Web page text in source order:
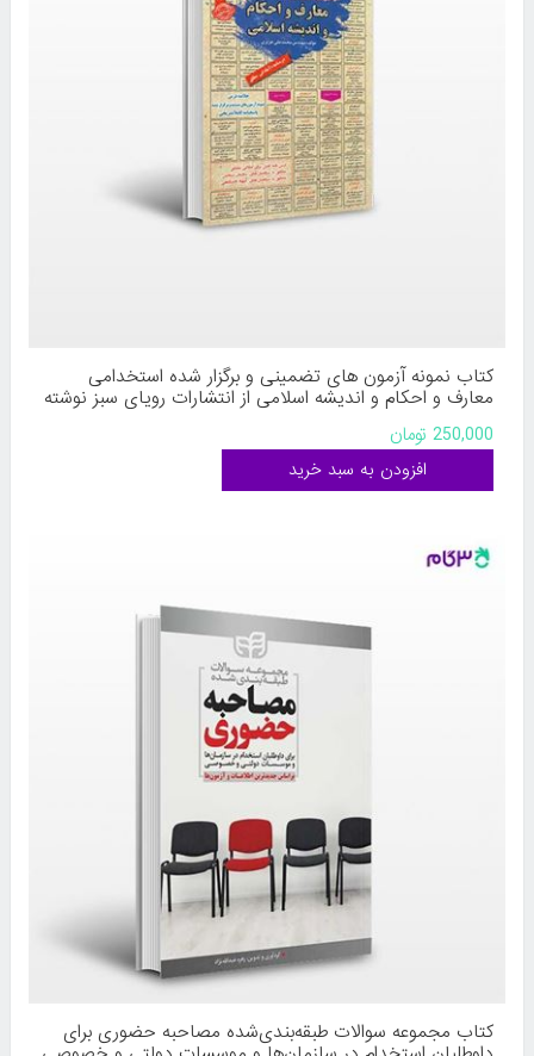
کتاب نمونه آزمون های تضمینی و برگزار شده استخدامی
معارف و احکام و اندیشه اسلامی از انتشارات رویای سبز نوشته
محمدعلی عزیزی
250,000 تومان
کتاب مجموعه سوالات طبقه‌بندی‌شده مصاحبه حضوری برای